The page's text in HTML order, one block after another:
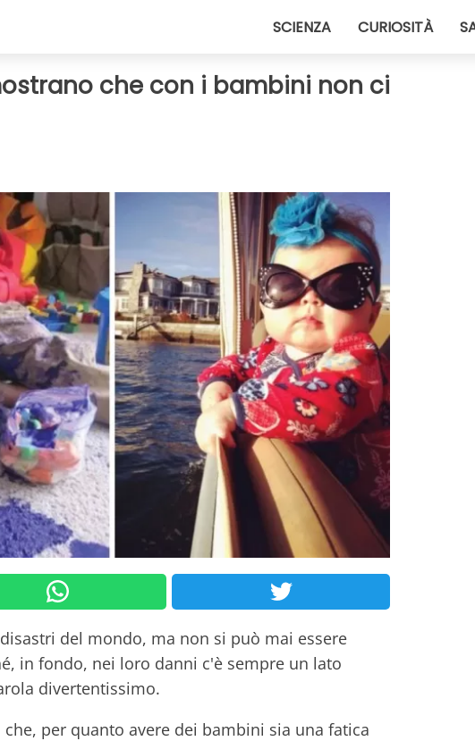
SCIENZA CURIOSITÀ
che con i bambini non ci
del mondo, ma non si può mai essere
in fondo, nei loro danni c'è sempre un lato
divertentissimo.
per quanto avere dei bambini sia una fatica